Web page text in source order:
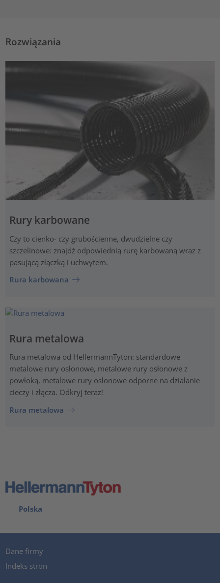
Rozwiązania
Rury karbowane
Czy to cienko- czy grubościenne, dwudzielne czy
szczelinowe: znajdź odpowiednią rurę karbowaną wraz z
pasującą złączką i uchwytem.
Rura karbowana
Rura metalowa
Rura metalowa od HellermannTyton: standardowe
metalowe rury osłonowe, metalowe rury osłonowe z
powłoką, metalowe rury osłonowe odporne na działanie
cieczy i złącza. Odkryj teraz!
Rura metalowa
Polska
Dane firmy
Indeks stron